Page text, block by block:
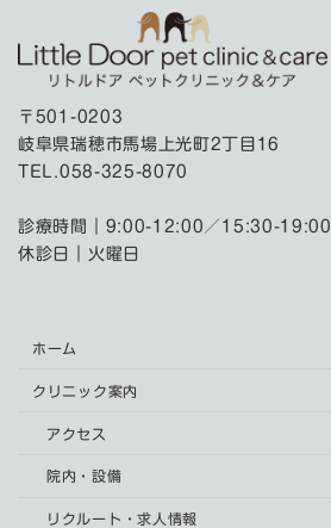
〒501-0203
岐阜県瑞穂市馬場上光町2丁目16
TEL.058-325-8070
診療時間｜9:00-12:00／15:30-19:00
休診日｜火曜日
ホーム
クリニック案内
アクセス
院内・設備
リクルート・求人情報